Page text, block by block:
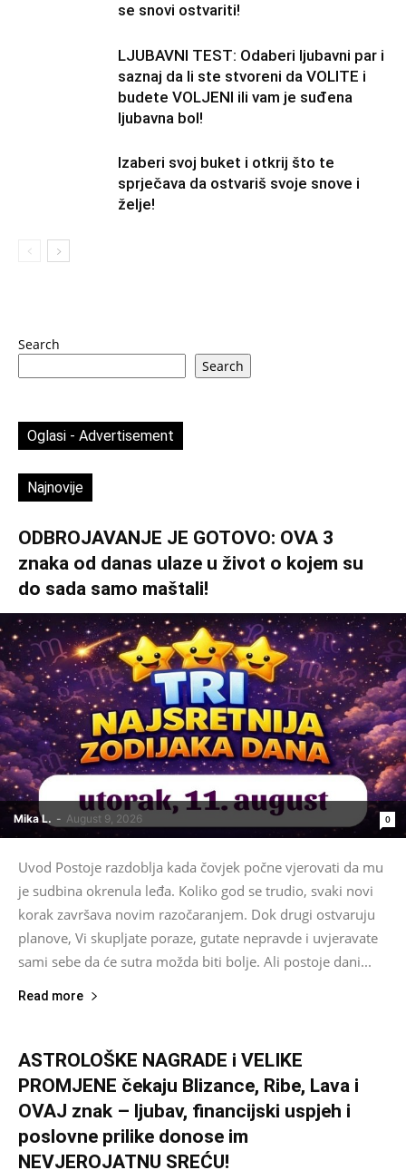
se snovi ostvariti!
LJUBAVNI TEST: Odaberi ljubavni par i
saznaj da li ste stvoreni da VOLITE i
budete VOLJENI ili vam je suđena
ljubavna bol!
Izaberi svoj buket i otkrij što te
sprječava da ostvariš svoje snove i
želje!
Search
Search
Oglasi - Advertisement
Najnovije
ODBROJAVANJE JE GOTOVO: OVA 3
znaka od danas ulaze u život o kojem su
do sada samo maštali!
Mika L. - August 9, 2026 0
Uvod Postoje razdoblja kada čovjek počne vjerovati da mu
je sudbina okrenula leđa. Koliko god se trudio, svaki novi
korak završava novim razočaranjem. Dok drugi ostvaruju
planove, Vi skupljate poraze, gutate nepravde i uvjeravate
sami sebe da će sutra možda biti bolje. Ali postoje dani...
Read more
ASTROLOŠKE NAGRADE i VELIKE
PROMJENE čekaju Blizance, Ribe, Lava i
OVAJ znak – ljubav, financijski uspjeh i
poslovne prilike donose im
NEVJEROJATNU SREĆU!